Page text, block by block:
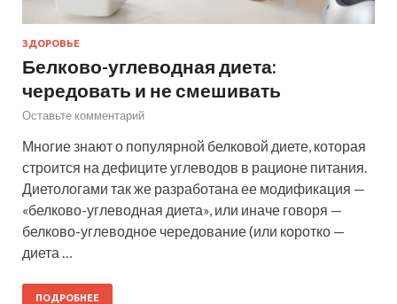
ЗДОРОВЬЕ
Белково-углеводная диета:
чередовать и не смешивать
Оставьте комментарий
Многие знают о популярной белковой диете, которая
строится на дефиците углеводов в рационе питания.
Диетологами так же разработана ее модификация —
«белково-углеводная диета», или иначе говоря —
белково-углеводное чередование (или коротко —
диета …
ПОДРОБНЕЕ